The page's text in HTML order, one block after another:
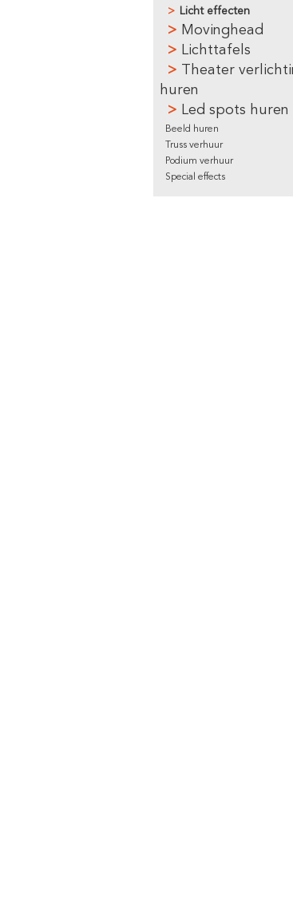
Licht effecten
Movinghead
Lichttafels
Theater
huren
Led spots huren
Beeld huren
Truss verhuur
Podium verhuur
Special effects